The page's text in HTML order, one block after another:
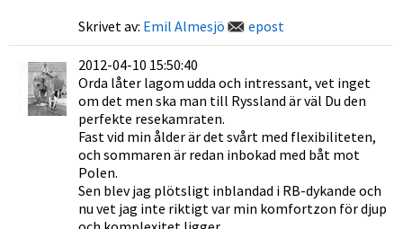
Skrivet av: Emil Almesjö epost
2012-04-10 15:50:40
Orda låter lagom udda och intressant, vet inget
om det men ska man till Ryssland är väl Du den
perfekte resekamraten.
Fast vid min ålder är det svårt med flexibiliteten,
och sommaren är redan inbokad med båt mot
Polen.
Sen blev jag plötsligt inblandad i RB-dykande och
nu vet jag inte riktigt var min komfortzon för djup